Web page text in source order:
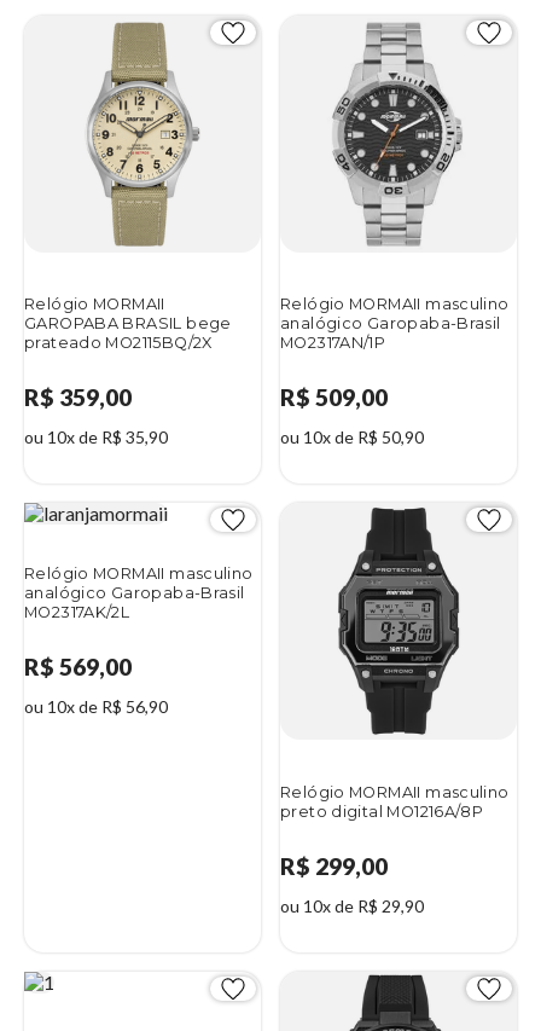
Relógio MORMAII
GAROPABA BRASIL bege
prateado MO2115BQ/2X
R$ 359,00
ou 10x de R$ 35,90
Relógio MORMAII masculino
analógico Garopaba-Brasil
MO2317AN/1P
R$ 509,00
ou 10x de R$ 50,90
Relógio MORMAII masculino
analógico Garopaba-Brasil
MO2317AK/2L
R$ 569,00
ou 10x de R$ 56,90
Relógio MORMAII masculino
preto digital MO1216A/8P
R$ 299,00
ou 10x de R$ 29,90